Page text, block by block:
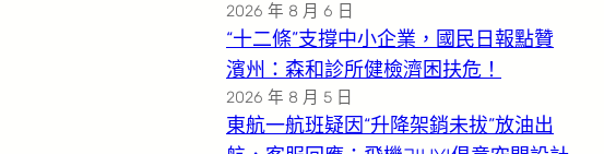
2026 年 8 月 6 日
“十二條”支撐中小企業，國民日報點贊
濱州：森和診所健檢濟困扶危！
2026 年 8 月 5 日
東航一航班疑因“升降架銷未拔”放油出